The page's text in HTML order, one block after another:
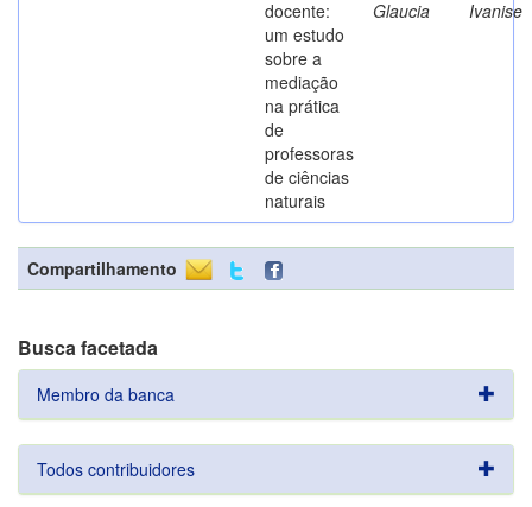
docente:
um estudo
sobre a
mediação
na prática
de
professoras
de ciências
naturais
Glaucia
Ivanise
Compartilhamento
Busca facetada
Membro da banca
Todos contribuidores